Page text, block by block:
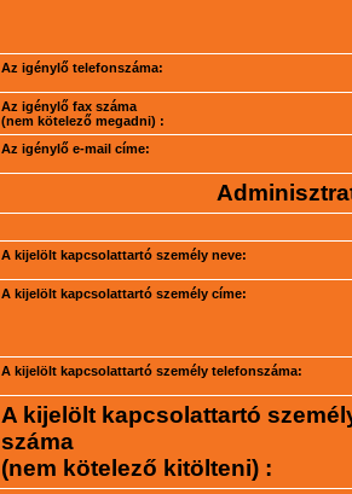
Az igénylő telefonszáma:
Az igénylő fax száma
(nem kötelező megadni) :
Az igénylő e-mail címe:
A kijelölt kapcsolattartó személy neve:
A kijelölt kapcsolattartó személy címe:
A kijelölt kapcsolattartó személy telefonszáma:
A kijelölt kapcsolattartó
száma
(nem kötelező kitölteni) :